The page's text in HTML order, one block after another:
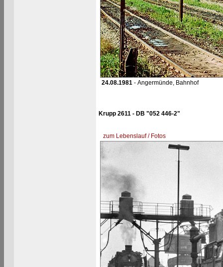
24.08.1981- Angermünde, Bahnhof
Krupp 2611 - DB "052 446-2"
zum Lebenslauf / Fotos